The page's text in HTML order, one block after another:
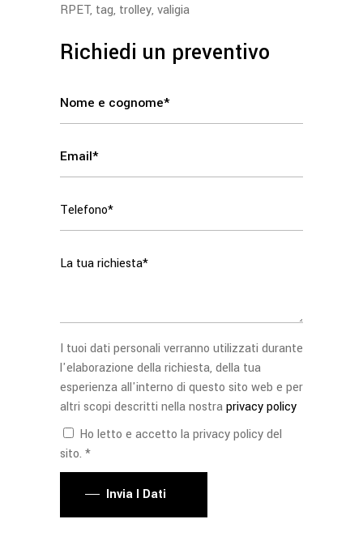
RPET, tag, trolley, valigia
Richiedi un preventivo
I tuoi dati personali verranno utilizzati durante
l'elaborazione della richiesta, della tua
esperienza all'interno di questo sito web e per
altri scopi descritti nella nostraprivacy policy
Ho letto e accetto la privacy policy del
sito. *
Invia I Dati